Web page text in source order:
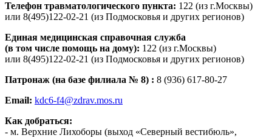
Телефон травматологического пункта: 122 (из г.Москвы)
или 8(495)122-02-21 (из Подмосковья и других регионов)
Единая медицинская справочная служба
(в том числе помощь на дому): 122 (из г.Москвы)
или 8(495)122-02-21 (из Подмосковья и других регионов)
Патронаж (на базе филиала № 8) : 8 (936) 617-80-27
Email: kdc6-f4@zdrav.mos.ru
Как добраться:
- м. Верхние Лихоборы (выход «Северный вестибюль»,